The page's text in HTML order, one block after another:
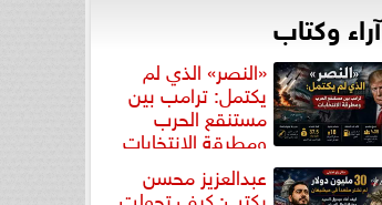
آراء وكتاب
«النصر» الذي لم
يكتمل: ترامب بين
مستنقع الحرب
ومطرقة الانتخابات
عبدالعزيز محسن
يكتب: كيف تحولت